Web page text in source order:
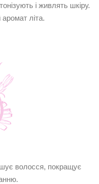
і живлять шкіру.
літа.
волосся, покращує